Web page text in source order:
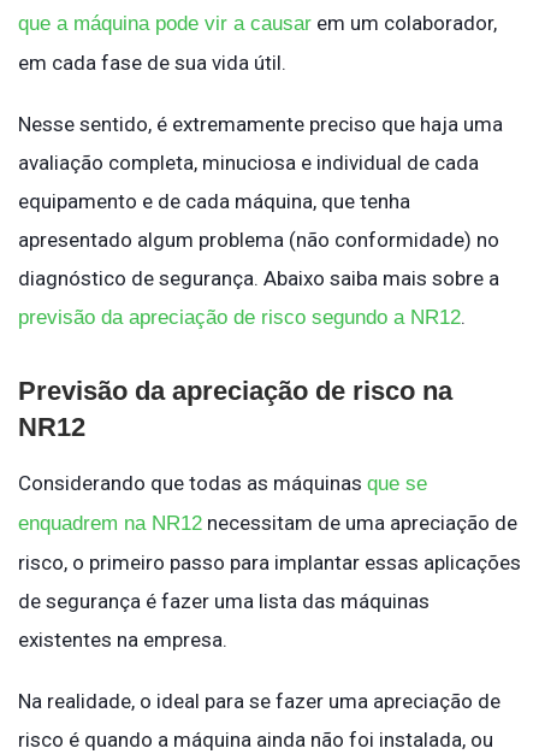
que a máquina pode vir a causar em um colaborador,
em cada fase de sua vida útil.
Nesse sentido, é extremamente preciso que haja uma
avaliação completa, minuciosa e individual de cada
equipamento e de cada máquina, que tenha
apresentado algum problema (não conformidade) no
diagnóstico de segurança. Abaixo saiba mais sobre a
previsão da apreciação de risco segundo a NR12.
Previsão da apreciação de risco na
NR12
Considerando que todas as máquinas que se
enquadrem na NR12 necessitam de uma apreciação de
risco, o primeiro passo para implantar essas aplicações
de segurança é fazer uma lista das máquinas
existentes na empresa.
Na realidade, o ideal para se fazer uma apreciação de
risco é quando a máquina ainda não foi instalada, ou